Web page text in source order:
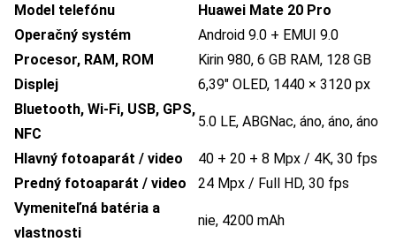
Model telefónu
Huawei Mate 20 Pro
Operačný systém
Android 9.0 + EMUI 9.0
Procesor, RAM, ROM
Kirin 980, 6 GB RAM, 128 GB
Displej
6,39″ OLED, 1440 × 3120 px
Bluetooth, Wi-Fi, USB, GPS,
NFC
5.0 LE, ABGNac, áno, áno, áno
Hlavný fotoaparát / video
40 + 20 + 8 Mpx / 4K, 30 fps
Predný fotoaparát / video
24 Mpx / Full HD, 30 fps
Vymeniteľná batéria a
vlastnosti
nie, 4200 mAh